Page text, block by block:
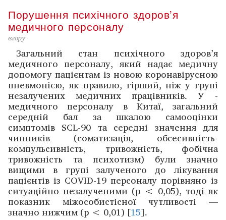
Порушення психічного здоров’я
медичного персоналу
вгору
Загальний стан психічного здоров’я
медичного персоналу, який надає медичну
допомогу пацієнтам із новою коронавірусною
пневмонією, як правило, гірший, ніж у групі
незалучених медичних працівників. У ­
медичного персоналу в Китаї, загальний
середній бал за шкалою самооцінки
симптомів SCL-90 та середні значення для
чинників (соматизація, обсесивність-
компульсивність, тривожність, фобічна
тривожність та психотизм) були значно
вищими в групі залученого до лікування
пацієнтів із COVID-19 персоналу порівняно із
ситуаційно незалученими (р < 0,05), тоді як
показник ­міжособистісної чутливості —
значно нижчим (р < 0,01) [15].